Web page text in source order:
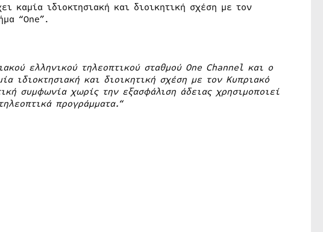
καμία ιδιοκτησιακή και διοικητική σχέση με τον
“One”.
ελληνικού τηλεοπτικού σταθμού One Channel και ο
ιδιοκτησιακή και διοικητική σχέση με τον Κυπριακό
συμφωνία χωρίς την εξασφάλιση άδειας χρησιμοποιεί
προγράμματα.“